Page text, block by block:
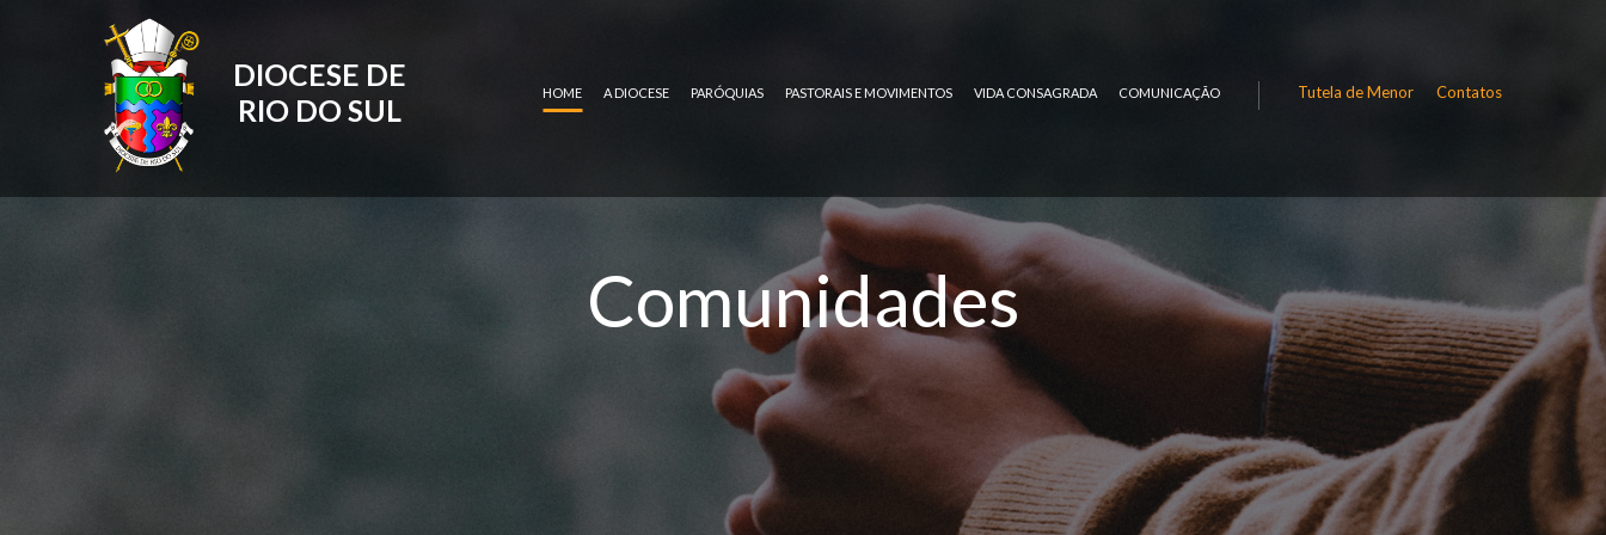
DIOCESE DE
RIO DO SUL
HOME A DIOCESE PARÓQUIAS PASTORAIS E MOVIMENTOS VIDA CONSAGRADA COMUNICAÇÃO Tutela de Menor Contatos
Comunidades